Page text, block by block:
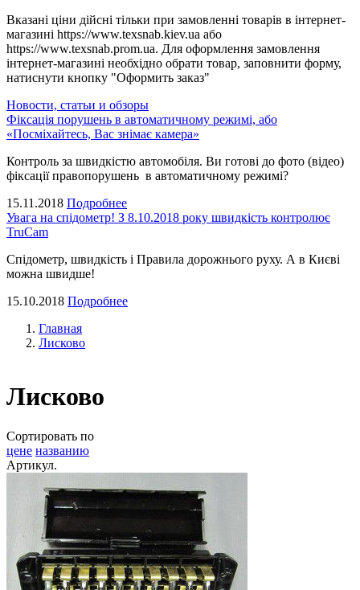
Вказані ціни дійсні тільки при замовленні товарів в інтернет-
магазині https://www.texsnab.kiev.ua або
https://www.texsnab.prom.ua. Для оформлення замовлення
інтернет-магазині необхідно обрати товар, заповнити форму,
натиснути кнопку "Оформить заказ"
Новости, статьи и обзоры
Фіксація порушень в автоматичному режимі, або
«Посміхайтесь, Вас знімає камера»
Контроль за швидкістю автомобіля. Ви готові до фото (відео)
фіксації правопорушень в автоматичному режимі?
15.11.2018 Подробнее
Увага на спідометр! З 8.10.2018 року швидкість контролює
TruCam
Спідометр, швидкість і Правила дорожнього руху. А в Києві
можна швидше!
15.10.2018 Подробнее
Главная
Лисково
Лисково
Сортировать по
цене названию
Артикул.